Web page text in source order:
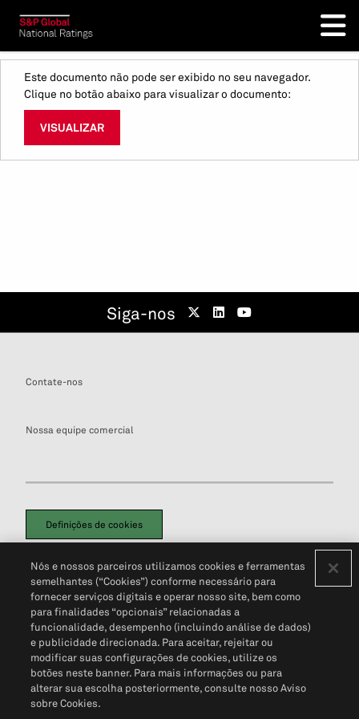
Este documento não pode ser exibido no seu navegador.
Clique no botão abaixo para visualizar o documento:
VISUALIZAR
Siga-nos
Contate-nos
Nossa equipe comercial
Definições de cookies
Política de PrivacidadePortal de privacidade do cliente (em inglês)
Não Venda Minhas Informações Pessoais© 2026 S&P Global
Nós e nossos parceiros utilizamos cookies e ferramentas
semelhantes (“Cookies”) conforme necessário para
fornecer serviços digitais e operar nosso site, bem como
para finalidades “opcionais” relacionadas a
funcionalidade, desempenho (incluindo análise de dados)
e publicidade direcionada. Para aceitar, rejeitar ou
modificar suas configurações de cookies, utilize os
botões neste banner. Para mais informações ou para
alterar sua escolha posteriormente, consulte nosso Aviso
sobre Cookies.